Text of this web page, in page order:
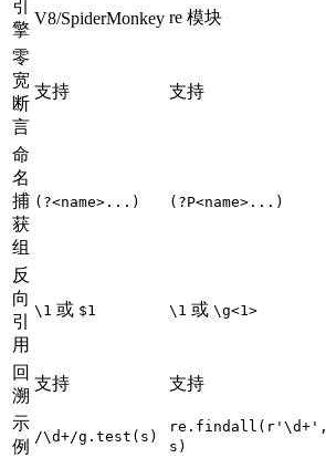
引
擎
V8/SpiderMonkey re 模块
零
宽
断
言
支持 支持
命
名
捕
获
组
(?<name>...) (?P<name>...)
反
向
引
用
\1 或 $1 \1 或 \g<1>
回
溯
支持 支持
示
例
/\d+/g.test(s)
re.findall(r'\d+',
s)